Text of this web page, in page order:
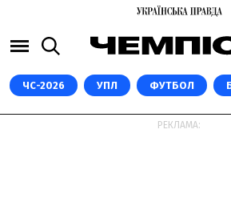
ЧС-2026 УПЛ ФУТБОЛ
РЕКЛАМА: